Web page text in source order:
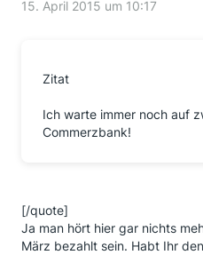
15. April 2015 um 10:17
Zitat
Ich warte immer noch auf
Commerzbank!
[/quote]
Ja man hört hier gar nichts
März bezahlt sein. Habt Ihr